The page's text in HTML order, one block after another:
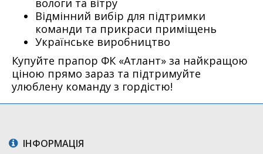
Відмінний вибір для підтримки
команди та прикраси приміщень
Українське виробництво
Купуйте прапор ФК «Атлант» за найкращою
ціною прямо зараз та підтримуйте
улюблену команду з гордістю!
ІНФОРМАЦІЯ